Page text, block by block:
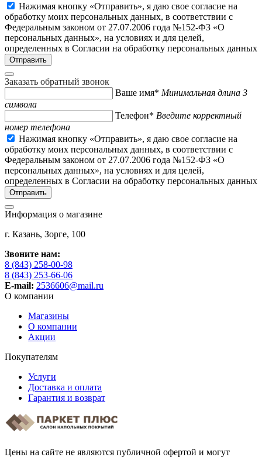
Нажимая кнопку «Отправить», я даю свое согласие на
обработку моих персональных данных, в соответствии с
Федеральным законом от 27.07.2006 года №152-ФЗ «О
персональных данных», на условиях и для целей,
определенных в Согласии на обработку персональных данных
Заказать обратный звонок
Ваше имя* Минимальная длина 3
символа
Телефон* Введите корректный
номер телефона
Нажимая кнопку «Отправить», я даю свое согласие на
обработку моих персональных данных, в соответствии с
Федеральным законом от 27.07.2006 года №152-ФЗ «О
персональных данных», на условиях и для целей,
определенных в Согласии на обработку персональных данных
Информация о магазине
г. Казань, Зорге, 100
Звоните нам:
8 (843) 258-00-98
8 (843) 253-66-06
E-mail: 2536606@mail.ru
О компании
Магазины
О компании
Акции
Покупателям
Услуги
Доставка и оплата
Гарантия и возврат
Цены на сайте не являются публичной офертой и могут